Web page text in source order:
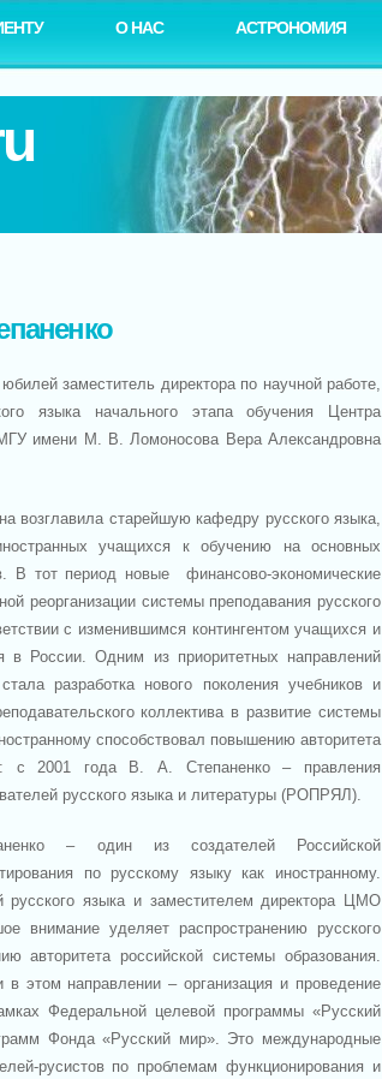
О НАС АСТРОНОМИЯ
заместитель директора по научной работе,
языка начального этапа обучения Центра
имени М. В. Ломоносова Вера Александровна
возглавила старейшую кафедру русского языка,
учащихся к обучению на основных
В тот период новые финансово-экономические
реорганизации системы преподавания русского
с изменившимся контингентом учащихся и
в России. Одним из приоритетных направлений
разработка нового поколения учебников и
коллектива в развитие системы
способствовал повышению авторитета
с 2001 года В. А. Степаненко – правления
русского языка и литературы (РОПРЯЛ).
– один из создателей Российской
по русскому языку как иностранному.
языка и заместителем директора ЦМО
внимание уделяет распространению русского
авторитета российской системы образования.
в этом направлении – организация и проведение
Федеральной целевой программы «Русский
Фонда «Русский мир». Это международные
русистов по проблемам функционирования и